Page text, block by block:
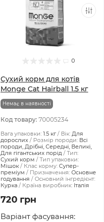
0
Сухий корм для котів
Monge Cat Hairball 1.5 кг
Немає в наявності
Код товару: 70005234
Вага упаковки: 1.5 кг Вік: Для
дорослих
Розмір породи: Всі
породи, Дрібні, Середні, Великі,
Для гігантських порід
Тип:
Сухий корм
Тип упаковки:
Мішок
Клас корму: Супер-
преміум
Призначення: Основне
годування
Основний інгредієнт:
Курка
Країна виробник: Італія
720 грн
Варіант фасування: